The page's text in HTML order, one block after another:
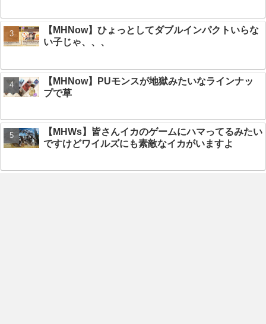
【MHNow】ひょっとしてダブルインパクトいらな
い子じゃ、、、
【MHNow】PUモンスが地獄みたいなラインナッ
プで草
【MHWs】皆さんイカのゲームにハマってるみたい
ですけどワイルズにも素敵なイカがいますよ